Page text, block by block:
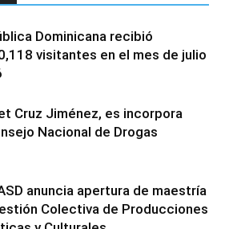
Dominicana recibió
visitantes en el mes de julio
Cruz Jiménez, es incorpora
Nacional de Drogas
anuncia apertura de maestría
Colectiva de Producciones